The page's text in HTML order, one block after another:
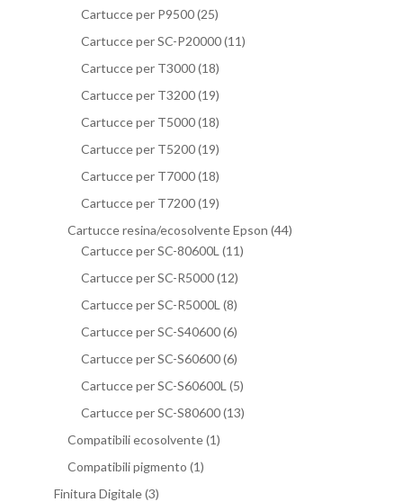
Cartucce per P9500(25)
Cartucce per SC-P20000(11)
Cartucce per T3000(18)
Cartucce per T3200(19)
Cartucce per T5000(18)
Cartucce per T5200(19)
Cartucce per T7000(18)
Cartucce per T7200(19)
Cartucce resina/ecosolvente Epson (44)
Cartucce per SC-80600L (11)
Cartucce per SC-R5000(12)
Cartucce per SC-R5000L (8)
Cartucce per SC-S40600(6)
Cartucce per SC-S60600(6)
Cartucce per SC-S60600L (5)
Cartucce per SC-S80600(13)
Compatibili ecosolvente(1)
Compatibili pigmento (1)
Finitura Digitale(3)